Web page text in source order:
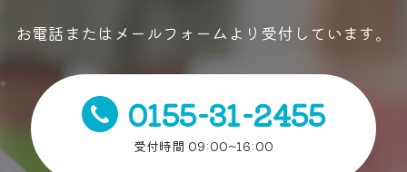
お電話またはメールフォームより受付しています。
0155-31-2455
受付時間 09:00~16:00